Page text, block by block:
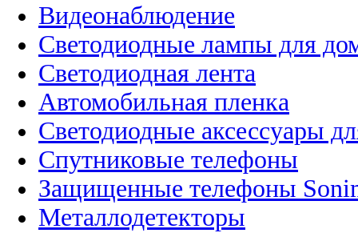
Видеонаблюдение
Светодиодные лампы для
Светодиодная лента
Автомобильная пленка
Светодиодные аксессуары
Спутниковые телефоны
Защищенные телефоны
Металлодетекторы